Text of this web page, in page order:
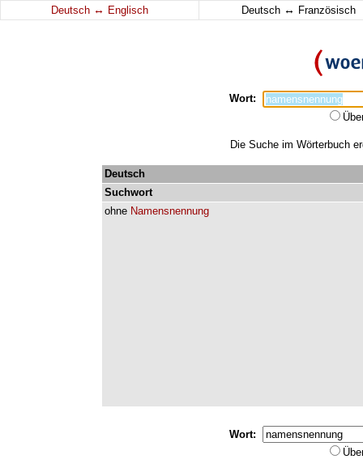
Deutsch ↔ Englisch Deutsch ↔ Französisch
Wort:
Die Suche im Wörterbuch
Deutsch
Suchwort
ohne Namensnennung
Wort: